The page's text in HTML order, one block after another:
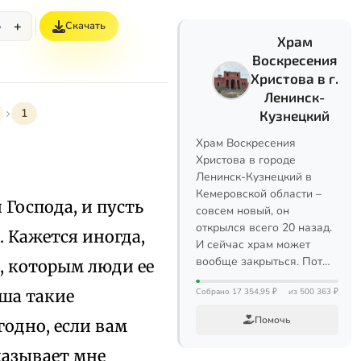
+ Скачать
1
и пусть
Кажется иногда,
которым люди ее
такие
если вам
мне
Храм
Воскресения
Христова в г.
Ленинск-
Кузнецкий
Храм Воскресения
Христова в городе
Ленинск-Кузнецкий в
Кемеровской области –
совсем новый, он
открылся всего 20 назад.
И сейчас храм может
вообще закрыться. Пот…
Собрано 17 354,95 ₽ из 500 363 ₽
Помочь